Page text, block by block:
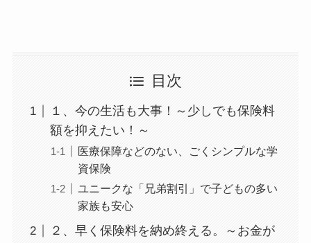
目次
１、今の生活も大事！～少しでも保険料
額を抑えたい！～
医療保障などのない、ごくシンプルな学
資保険
ユニークな「兄弟割引」で子どもの多い
家族も安心
２、早く保険料を納め終える。～お金が